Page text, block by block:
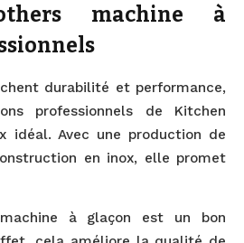
machine à
durabilité et performance,
professionnels de Kitchen
idéal. Avec une production de
en inox, elle promet
machine à glaçon est un bon